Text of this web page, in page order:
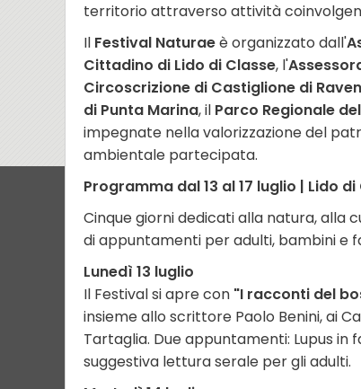
territorio attraverso attività
Il Festival Naturaeè organizzato dall'
Cittadino di Lido di Classe, l'
Circoscrizione di Castiglione di
di Punta Marina, il Parco Regionale
impegnate nella valorizzazione del
ambientale partecipata.
Programma dal 13 al 17 luglio | Lido
Cinque giorni dedicati alla natura, alla
di appuntamenti per adulti, bambini e
Lunedì 13 luglio
Il Festival si apre con "I racconti del
insieme allo scrittore Paolo Benini, ai
Tartaglia. Due appuntamenti: Lupus in
suggestiva lettura serale per gli adulti.